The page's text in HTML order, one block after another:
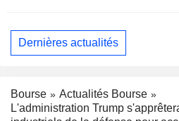
Dernières actualités
Bourse
Actualités Bourse
L'administration Trump